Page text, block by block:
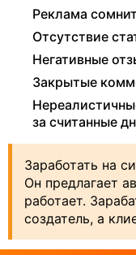
Реклама
Отсутствие
Негативные
Закрытые
за считанные
Заработать на
Он предлагает
работает.
создатель, а